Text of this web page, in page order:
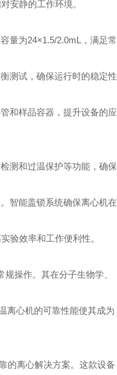
安静的工作环境。
量为24×1.5/2.0mL，满足常
测试，确保运行时的稳定性
和样品容器，提升设备的应
测和过温保护等功能，确保
智能盖锁系统确保离心机在
验效率和工作便利性。
操作。其在分子生物学、
离心机的可靠性能使其成为
的离心解决方案。这款设备